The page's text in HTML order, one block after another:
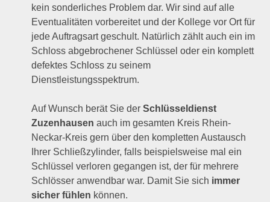
kein sonderliches Problem dar. Wir sind auf alle
Eventualitäten vorbereitet und der Kollege vor Ort für
jede Auftragsart geschult. Natürlich zählt auch ein im
Schloss abgebrochener Schlüssel oder ein komplett
defektes Schloss zu seinem
Dienstleistungsspektrum.
Auf Wunsch berät Sie derSchlüsseldienst
Zuzenhausen auch im gesamten Kreis Rhein-
Neckar-Kreis gern über den kompletten Austausch
Ihrer Schließzylinder, falls beispielsweise mal ein
Schlüssel verloren gegangen ist, der für mehrere
Schlösser anwendbar war. Damit Sie sich immer
sicher fühlen können.